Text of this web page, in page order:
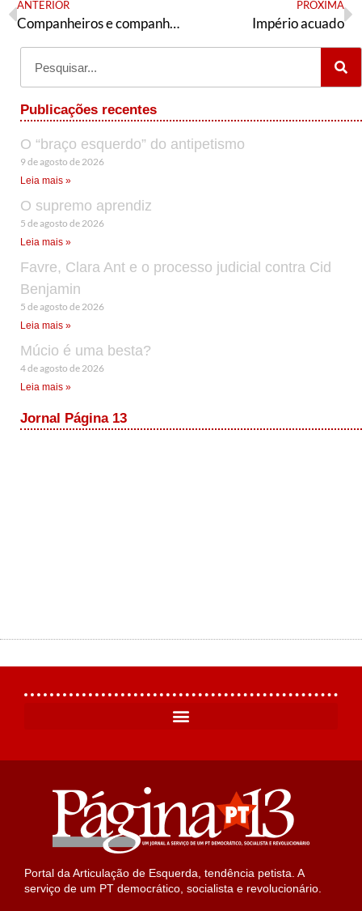
ANTERIOR
Companheiros e companheiras do DN – Por Valter Pomar
PRÓXIMA
Império acuado
Publicações recentes
O “braço esquerdo” do antipetismo
9 de agosto de 2026
Leia mais »
O supremo aprendiz
5 de agosto de 2026
Leia mais »
Favre, Clara Ant e o processo judicial contra Cid
Benjamin
5 de agosto de 2026
Leia mais »
Múcio é uma besta?
4 de agosto de 2026
Leia mais »
Jornal Página 13
Portal da Articulação de Esquerda, tendência petista. A
serviço de um PT democrático, socialista e revolucionário.